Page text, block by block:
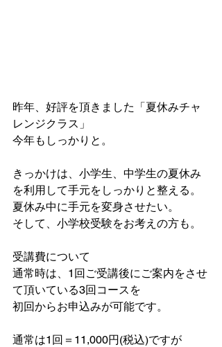
昨年、好評を頂きました「夏休みチャ
レンジクラス」
今年もしっかりと。
きっかけは、小学生、中学生の夏休み
を利用して手元をしっかりと整える。
夏休み中に手元を変身させたい。
そして、小学校受験をお考えの方も。
受講費について
通常時は、1回ご受講後にご案内をさせ
て頂いている3回コースを
初回からお申込みが可能です。
通常は1回＝11,000円(税込)ですが